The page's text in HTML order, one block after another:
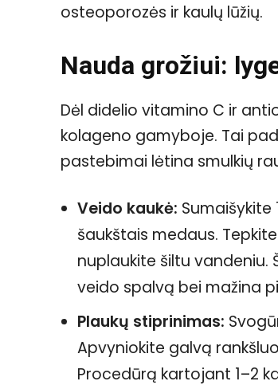
osteoporozės ir kaulų lūžių.
Nauda grožiui:
Dėl didelio vitamino C ir
kolageno gamyboje. Tai
pastebimai lėtina smulkių
Veido kaukė:
šaukštais medaus.
nuplaukite šiltu vandeniu.
veido spalvą bei mažina
Plaukų stiprinimas:
Apvyniokite galvą
Procedūrą kartojant 1–2